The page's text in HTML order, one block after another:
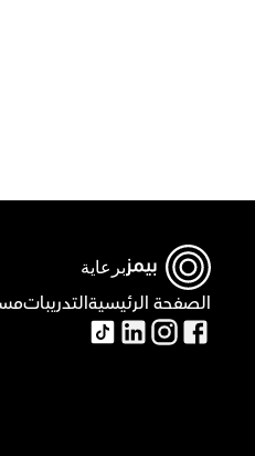
برعاية
الصفحة الرئيسيةالتدريبات